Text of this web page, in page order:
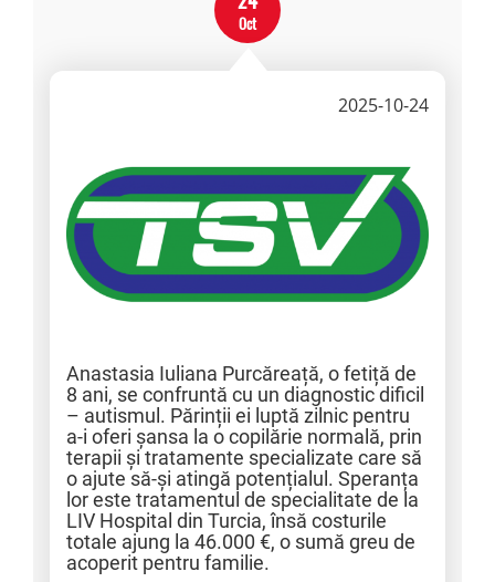
Oct
2025-10-24
Anastasia Iuliana Purcăreață, o fetiță de
8 ani, se confruntă cu un diagnostic dificil
– autismul. Părinții ei luptă zilnic pentru
a-i oferi șansa la o copilărie normală, prin
terapii și tratamente specializate care să
o ajute să-și atingă potențialul. Speranța
lor este tratamentul de specialitate de la
LIV Hospital din Turcia, însă costurile
totale ajung la 46.000 €, o sumă greu de
acoperit pentru familie.